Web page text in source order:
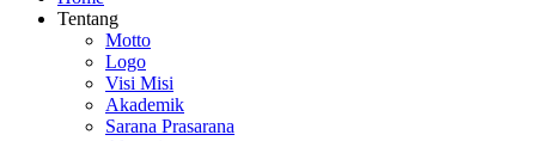
Tentang
Motto
Logo
Visi Misi
Akademik
Sarana Prasarana